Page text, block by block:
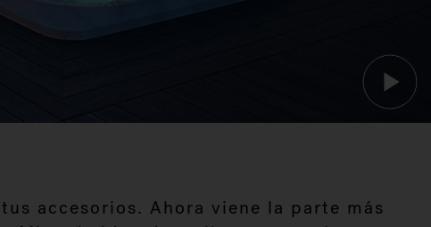
accesorios. Ahora viene la parte más